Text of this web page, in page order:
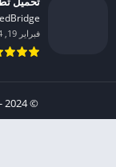
فبراير 19, 2024
© 2024 - كل الحقوق محفوظة -